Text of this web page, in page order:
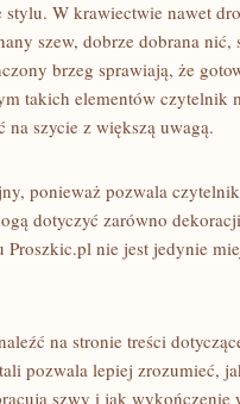
stylu. W krawiectwie nawet
szew, dobrze dobrana
brzeg sprawiają, że
takich elementów czytelnik
na szycie z większą uwagą.
ponieważ pozwala
dotyczyć zarówno
nie jest jedynie
na stronie treści
pozwala lepiej zrozumieć,
szwy i jak wykończenie